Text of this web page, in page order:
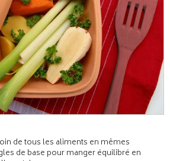
de tous les aliments en mêmes
de base pour manger équilibré en